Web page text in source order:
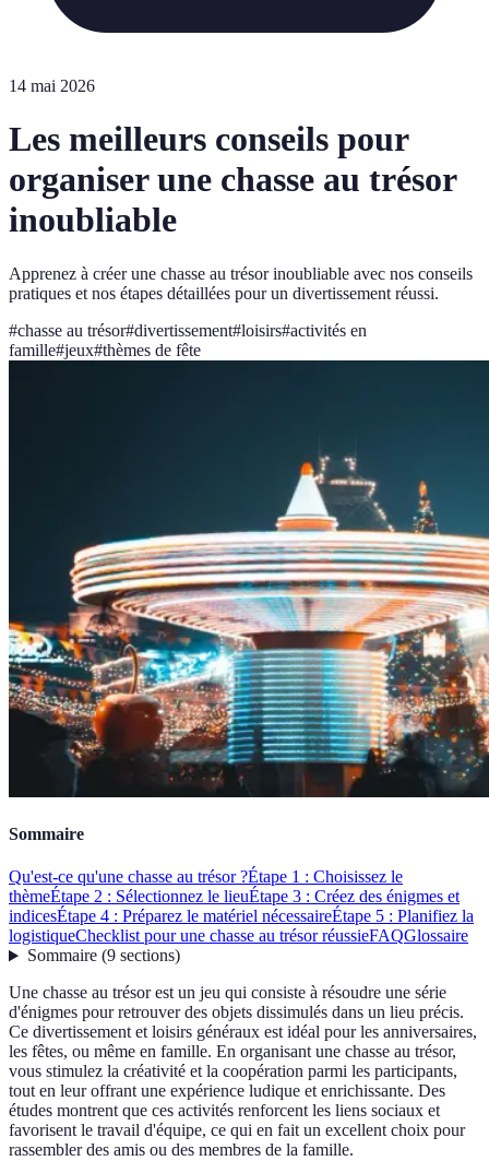
14 mai 2026
Les meilleurs conseils pour
organiser une chasse au trésor
inoubliable
Apprenez à créer une chasse au trésor inoubliable avec nos conseils
pratiques et nos étapes détaillées pour un divertissement réussi.
#chasse au trésor#divertissement#loisirs#activités en
famille#jeux#thèmes de fête
Sommaire
Qu'est-ce qu'une chasse au trésor ?Étape 1 : Choisissez le
thèmeÉtape 2 : Sélectionnez le lieuÉtape 3 : Créez des énigmes et
indicesÉtape 4 : Préparez le matériel nécessaireÉtape 5 : Planifiez la
logistiqueChecklist pour une chasse au trésor réussieFAQGlossaire
Sommaire(9 sections)
Une chasse au trésor est un jeu qui consiste à résoudre une série
d'énigmes pour retrouver des objets dissimulés dans un lieu précis.
Ce divertissement et loisirs généraux est idéal pour les anniversaires,
les fêtes, ou même en famille. En organisant une chasse au trésor,
vous stimulez la créativité et la coopération parmi les participants,
tout en leur offrant une expérience ludique et enrichissante. Des
études montrent que ces activités renforcent les liens sociaux et
favorisent le travail d'équipe, ce qui en fait un excellent choix pour
rassembler des amis ou des membres de la famille.